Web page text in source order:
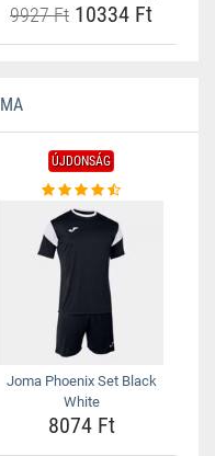
9927 Ft 10334 Ft
ÚJDONSÁG
Joma Phoenix Set Black
White
8074 Ft